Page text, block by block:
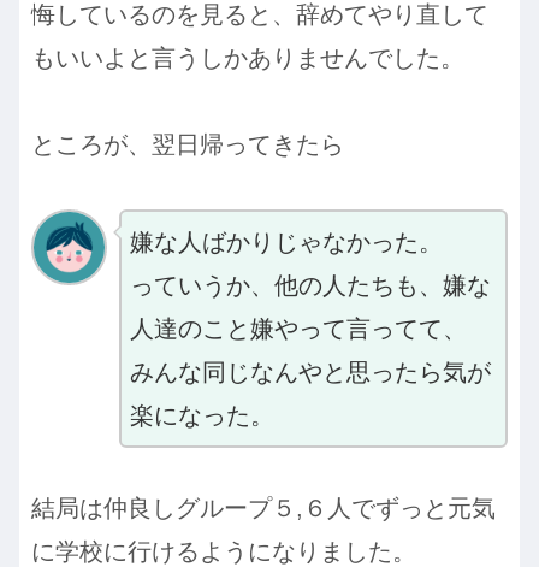
悔しているのを見ると、辞めてやり直して
もいいよと言うしかありませんでした。
ところが、翌日帰ってきたら
嫌な人ばかりじゃなかった。
っていうか、他の人たちも、嫌な
人達のこと嫌やって言ってて、
みんな同じなんやと思ったら気が
楽になった。
結局は仲良しグループ５,６人でずっと元気
に学校に行けるようになりました。